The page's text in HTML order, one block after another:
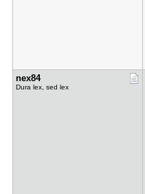
nex84
Dura lex, sed lex